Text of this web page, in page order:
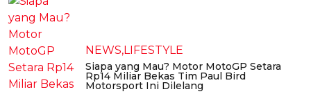
NEWS,LIFESTYLE
Siapa yang Mau? Motor MotoGP Setara
Rp14 Miliar Bekas Tim Paul Bird
Motorsport Ini Dilelang